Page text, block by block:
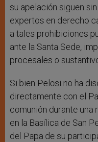
su apelación siguen
expertos en derecho
a tales prohibiciones
ante la Santa Sede,
procesales o
Si bien Pelosi no ha
directamente con el
comunión durante una
en la Basílica de San
del Papa de su